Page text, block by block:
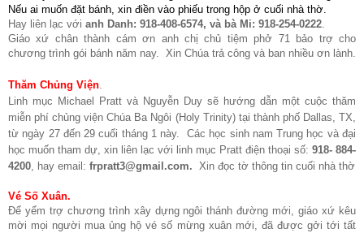
Nếu ai muốn đặt bánh, xin điền vào phiếu trong hộp ở cuối nhà thờ.
Hay liên lạc với anh Danh: 918-408-6574, và bà Mi: 918-254-0222.
Giáo xứ chân thành cám ơn anh chị chủ tiệm phở 71 bảo trợ cho
chương trình gói bánh năm nay. Xin Chúa trả công và ban nhiều ơn lành.
Thăm Chủng Viện.
Linh mục Michael Pratt và Nguyễn Duy sẽ hướng dẫn một cuộc thăm
miễn phí chủng viện Chúa Ba Ngôi (Holy Trinity) tại thành phố Dallas, TX,
từ ngày 27 đến 29 cuối tháng 1 này. Các học sinh nam Trung học và đại
học muốn tham dự, xin liên lạc với linh mục Pratt điện thoại số: 918- 884-
4200, hay email: frpratt3@gmail.com. Xin đọc tờ thông tin cuối nhà thờ
Vé Số Xuân.
Để yểm trợ chương trình xây dựng ngôi thánh đường mới, giáo xứ kêu
mời mọi người mua ủng hộ vé số mừng xuân mới, đã được gởi tới tất